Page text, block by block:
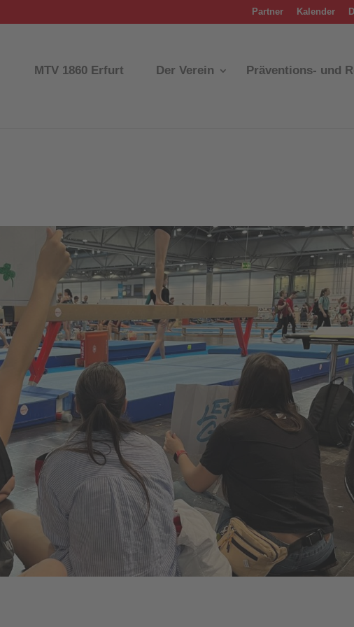
Partner Kalender
MTV 1860 Erfurt Der Verein Präventions- und